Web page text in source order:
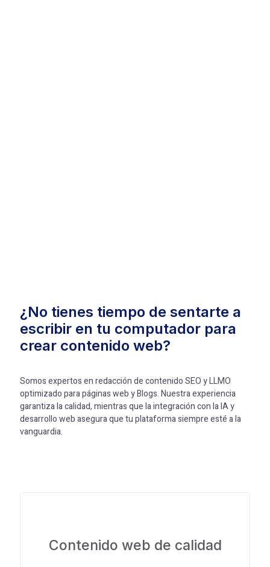
¿No tienes tiempo de sentarte a
escribir en tu computador para
crear contenido web?
Somos expertos en redacción de contenido SEO y LLMO
optimizado para páginas web y Blogs.Nuestra experiencia
garantiza la calidad, mientras que la integración con la IA y
desarrollo web asegura que tu plataforma siempre esté a la
vanguardia.
Contenido web de calidad